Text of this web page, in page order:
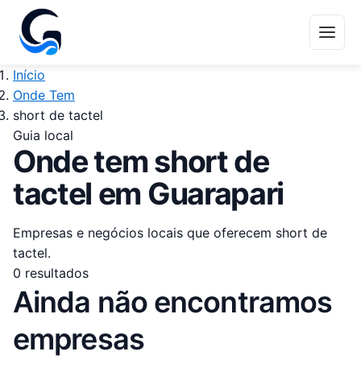
Início
Onde Tem
short de tactel
Guia local
Onde tem short de
tactel em Guarapari
Empresas e negócios locais que oferecem short de
tactel.
0 resultados
Ainda não encontramos
empresas